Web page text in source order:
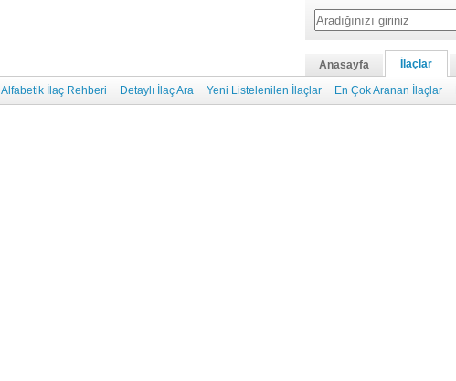
Anasayfa İlaçlar
Alfabetik İlaç Rehberi
Detaylı İlaç Ara Yeni Listelenilen İlaçlar En Çok Aranan İlaçlar